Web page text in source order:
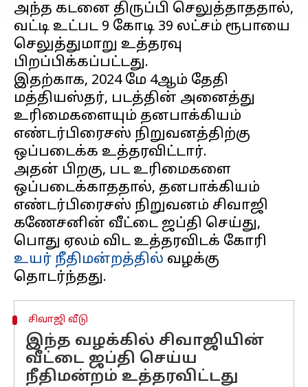
அந்த கடனை திருப்பி செலுத்தாததால்,
வட்டி உட்பட 9 கோடி 39 லட்சம் ரூபாயை
செலுத்துமாறு உத்தரவு
பிறப்பிக்கப்பட்டது.
இதற்காக, 2024 மே 4ஆம் தேதி
மத்தியஸ்தர், படத்தின் அனைத்து
உரிமைகளையும் தனபாக்கியம்
எண்டர்பிரைசஸ் நிறுவனத்திற்கு
ஒப்படைக்க உத்தரவிட்டார்.
அதன் பிறகு, பட உரிமைகளை
ஒப்படைக்காததால், தனபாக்கியம்
எண்டர்பிரைசஸ் நிறுவனம் சிவாஜி
கணேசனின் வீட்டை ஜப்தி செய்து,
பொது ஏலம் விட உத்தரவிடக் கோரி
உயர் நீதிமன்றத்தில் வழக்கு
சிவாஜி வீடு
இந்த வழக்கில் சிவாஜியின்
வீட்டை ஜப்தி செய்ய
நீதிமன்றம் உத்தரவிட்டது